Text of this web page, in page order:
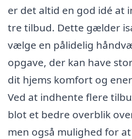
er det altid en god idé at
tre tilbud. Dette gælder
vælge en pålidelig
opgave, der kan have
dit hjems komfort og
Ved at indhente flere
blot et bedre overblik
men også mulighed for